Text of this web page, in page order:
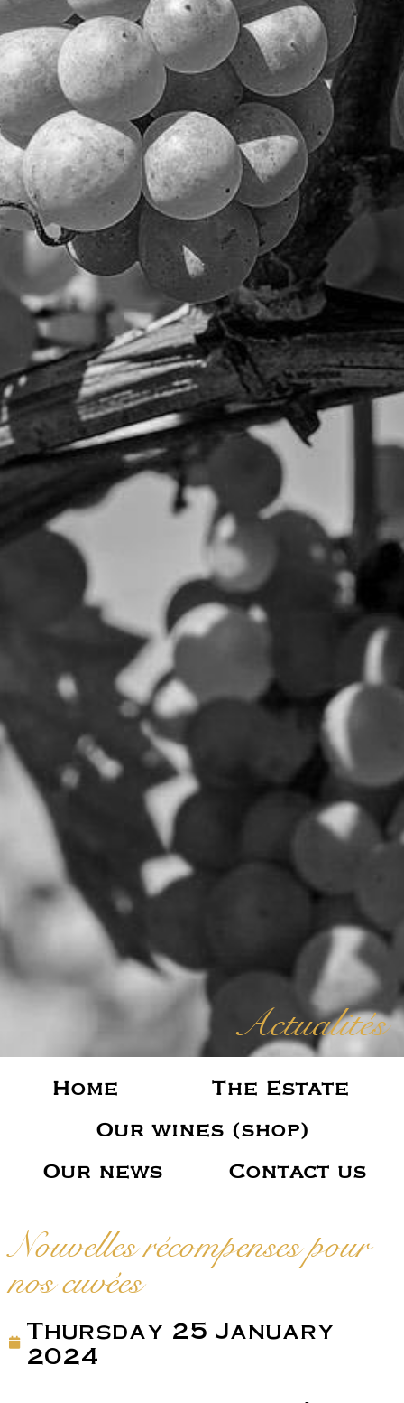
Actualités
Home
The Estate
Our wines (shop)
Our news
Contact us
Nouvelles récompenses pour
nos cuvées
Thursday 25 January
2024